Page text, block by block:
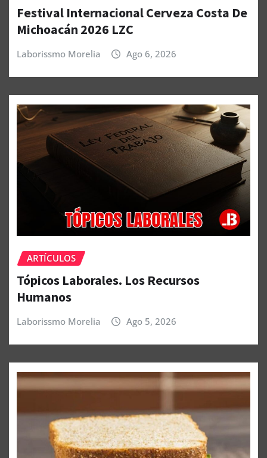
Festival Internacional Cerveza Costa De
Michoacán 2026 LZC
Laborissmo Morelia Ago 6, 2026
ARTÍCULOS
Tópicos Laborales. Los Recursos
Humanos
Laborissmo Morelia Ago 5, 2026